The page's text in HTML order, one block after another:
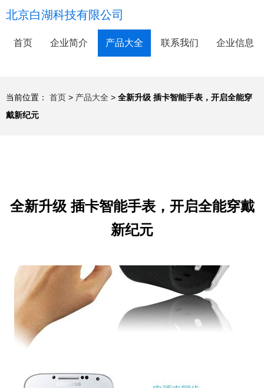
北京白湖科技有限公司
首页 企业简介 产品大全 联系我们 企业信息
当前位置： 首页 > 产品大全 > 全新升级 插卡智能手表，开启全能穿
戴新纪元
全新升级 插卡智能手表，开启全能穿戴
新纪元